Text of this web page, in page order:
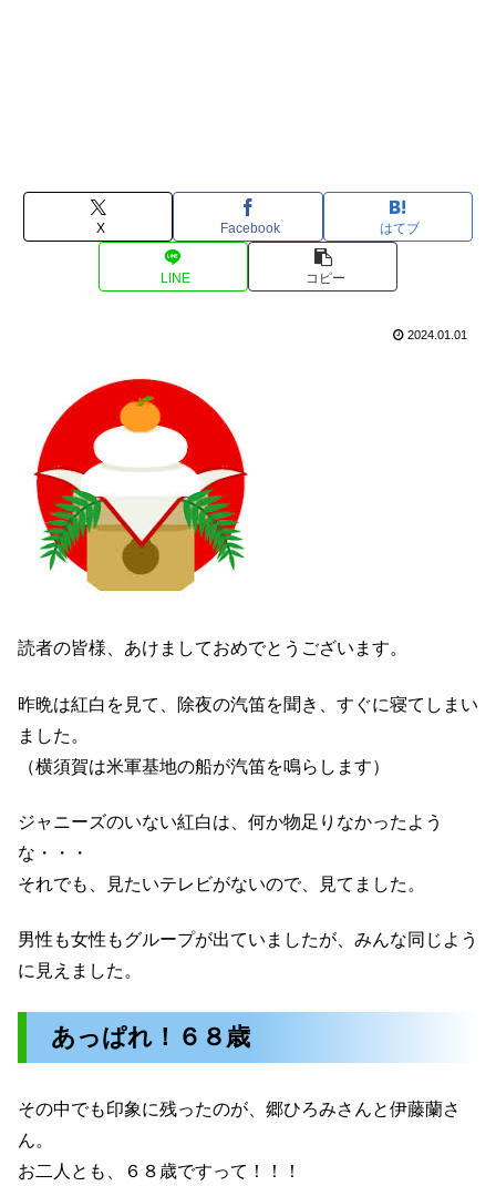
X Facebook はてブ
LINE コピー
2024.01.01
読者の皆様、あけましておめでとうございます。
昨晩は紅白を見て、除夜の汽笛を聞き、すぐに寝てしまい
ました。
（横須賀は米軍基地の船が汽笛を鳴らします）
ジャニーズのいない紅白は、何か物足りなかったよう
な・・・
それでも、見たいテレビがないので、見てました。
男性も女性もグループが出ていましたが、みんな同じよう
に見えました。
あっぱれ！６８歳
その中でも印象に残ったのが、郷ひろみさんと伊藤蘭さ
ん。
お二人とも、６８歳ですって！！！